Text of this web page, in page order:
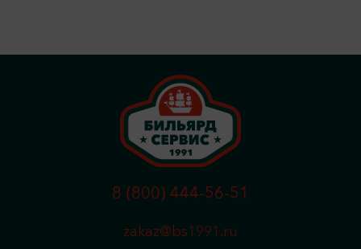
8 (800) 444-56-51
zakaz@bs1991.ru